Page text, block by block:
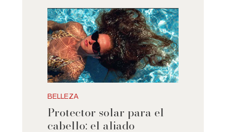
BELLEZA
Protector solar para el
cabello: el aliado